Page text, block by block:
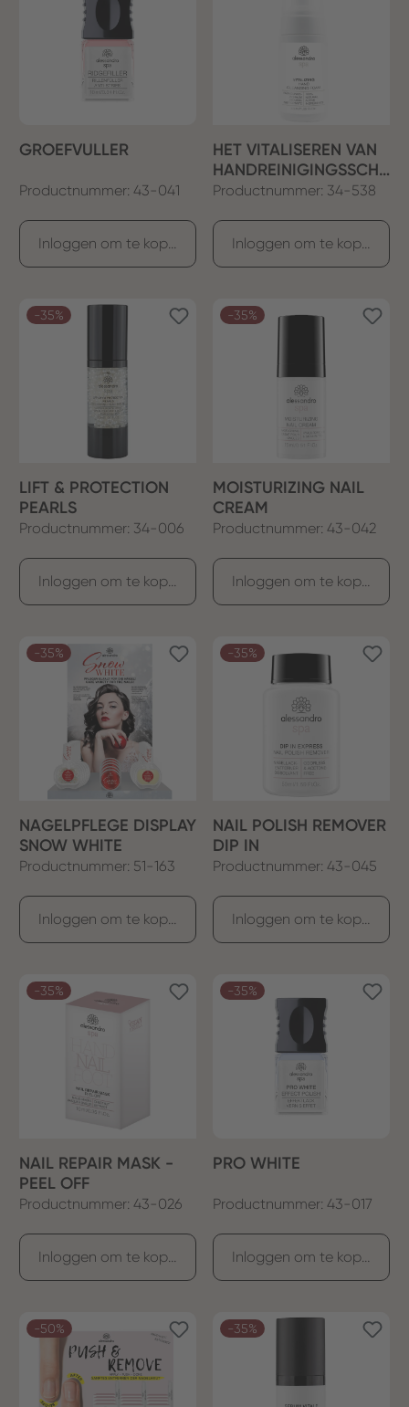
GROEFVULLER
Productnummer: 43-041
HET VITALISEREN VAN
HANDREINIGINGSSCHU
IM 50 ML
Productnummer: 34-538
-35%
LIFT & PROTECTION
PEARLS
Productnummer: 34-006
-35%
MOISTURIZING NAIL
CREAM
Productnummer: 43-042
-35%
NAGELPFLEGE DISPLAY
SNOW WHITE
Productnummer: 51-163
-35%
NAIL POLISH REMOVER
DIP IN
Productnummer: 43-045
-35%
NAIL REPAIR MASK -
PEEL OFF
Productnummer: 43-026
-35%
PRO WHITE
Productnummer: 43-017
-50% -35%